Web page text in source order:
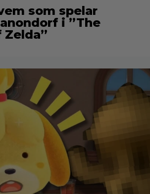
som spelar
i ”The
Zelda”